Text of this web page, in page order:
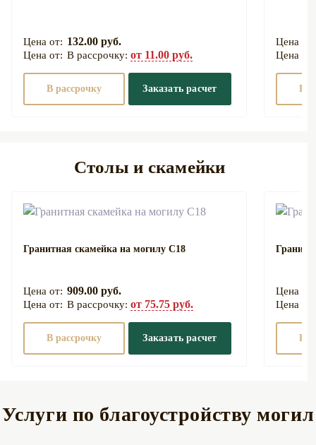
132.00 руб.
В рассрочку: от 11.00 руб.
В рассрочку Заказать расчет В
Столы и скамейки
Гранитная скамейка на могилу С18
909.00 руб.
В рассрочку: от 75.75 руб.
В рассрочку Заказать расчет В
Услуги по благоустройству могил